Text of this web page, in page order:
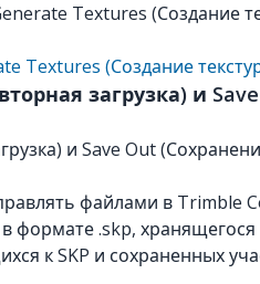
Textures (Создание
Textures (Создание
загрузка) и
и Save Out
файлами в Trimble
формате .skp,
к SKP и сохраненных